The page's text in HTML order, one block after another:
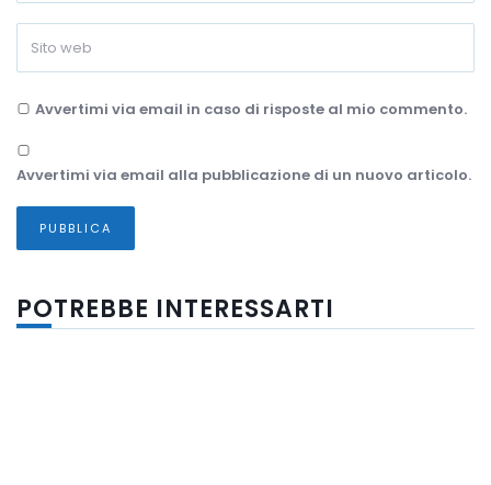
Avvertimi via email in caso di risposte al mio commento.
Avvertimi via email alla pubblicazione di un nuovo articolo.
POTREBBE INTERESSARTI